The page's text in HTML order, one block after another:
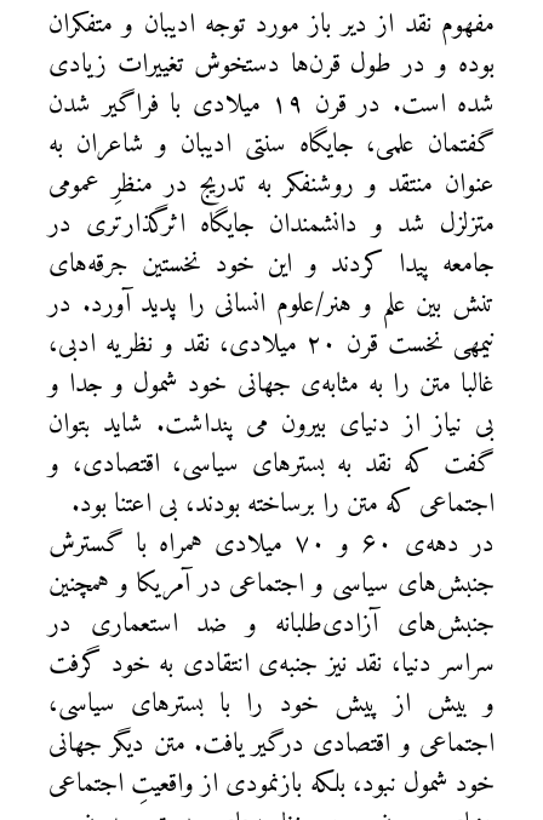
مفهوم نقد از دیر باز مورد توجه ادیبان و متفکران
بوده و در طول قرن‌ها دستخوش تغییرات زیادی
شده است. در قرن ۱۹ میلادی با فراگیر شدن
گفتمان علمی، جایگاه سنتی ادیبان و شاعران به
عنوان منتقد و روشنفکر به تدریج در منظرِ عمومی
متزلزل شد و دانشمندان جایگاه اثرگذارتری در
جامعه پیدا کردند و این خود نخستین جرقه‌های
تنش بین علم و هنر/علوم انسانی را پدید آورد. در
نیمهی نخست قرن ۲۰ میلادی، نقد و نظریه ادبی،
غالبا متن را به مثابه‌ی جهانی خود شمول و جدا و
بی نیاز از دنیای بیرون می پنداشت. شاید بتوان
گفت که نقد به بسترهای سیاسی، اقتصادی، و
اجتماعی که متن را برساخته بودند، بی اعتنا بود.
در دهه‌ی ۶۰ و ۷۰ میلادی همراه با گسترش
جنبش‌های سیاسی و اجتماعی در آمریکا و همچنین
جنبش‌های آزادی‌طلبانه و ضد استعماری در
سراسر دنیا، نقد نیز جنبه‌ی انتقادی به خود گرفت
و بیش از پیش خود را با بسترهای سیاسی،
اجتماعی و اقتصادی درگیر یافت. متن دیگر جهانی
خود شمول نبود، بلکه بازنمودی از واقعیتِ اجتماعی